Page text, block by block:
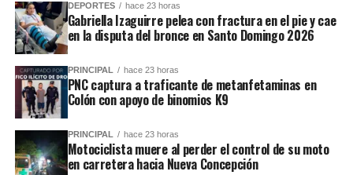
DEPORTES hace 23 horas
Gabriella Izaguirre pelea con fractura en el pie y cae
en la disputa del bronce en Santo Domingo 2026
PRINCIPAL hace 23 horas
PNC captura a traficante de metanfetaminas en
Colón con apoyo de binomios K9
PRINCIPAL hace 23 horas
Motociclista muere al perder el control de su moto
en carretera hacia Nueva Concepción